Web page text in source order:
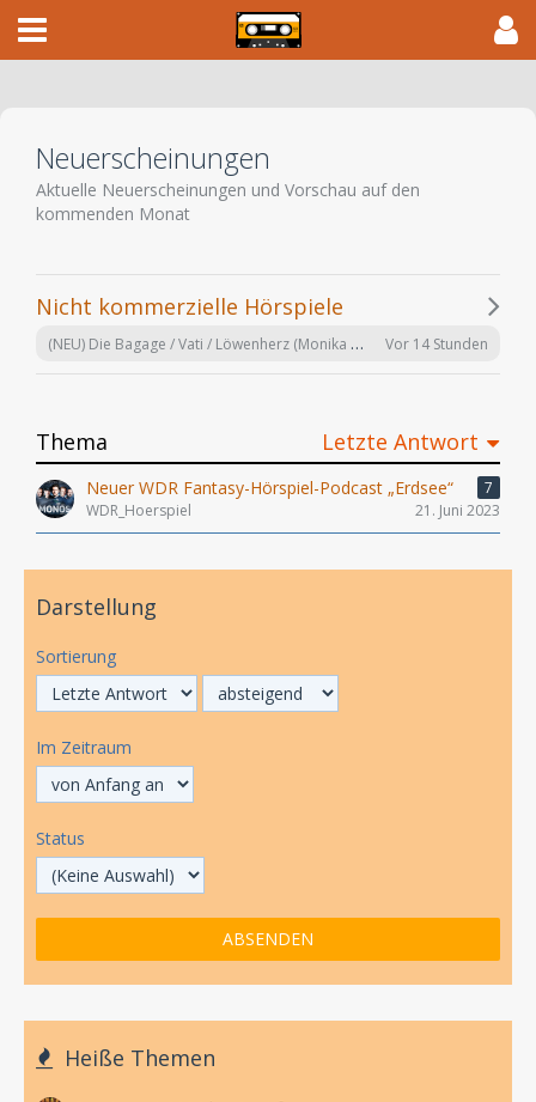
Neuerscheinungen
Aktuelle Neuerscheinungen und Vorschau auf den
kommenden Monat
Nicht kommerzielle Hörspiele
(NEU) Die Bagage / Vati / Löwenherz (Monika Helfer) hr 2024 Vor 14 Stunden
Thema Letzte Antwort
Neuer WDR Fantasy-Hörspiel-Podcast „Erdsee“​
7
WDR_Hoerspiel
21. Juni 2023
Darstellung
Sortierung
Im Zeitraum
Status
Heiße Themen